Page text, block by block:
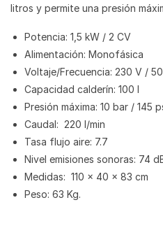
litros y permite una presión
Potencia: 1,5 kW / 2 CV
Alimentación: Monofásica
Voltaje/Frecuencia: 230 V /
Capacidad calderín: 100 l
Presión máxima: 10 bar / 145
Caudal: 220 l/min
Tasa flujo aire: 7.7
Nivel emisiones sonoras: 74
Medidas: 110 x 40 x 83 cm
Peso: 63 Kg.